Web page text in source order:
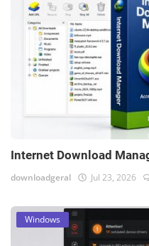
Internet Download
downloadgeral Jul 23, 2026
Windows